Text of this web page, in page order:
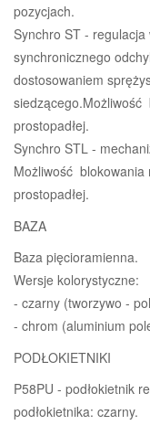
pozycjach.
Synchro ST -
synchronicznego
dostosowaniem
prostopadłej.
Synchro STL -
Możliwość
prostopadłej.
BAZA
Baza pięcioramienna.
Wersje kolorystyczne:
- czarny (tworzywo -
- chrom (aluminium
PODŁOKIETNIKI
P58PU - podłokietnik
podłokietnika: czarny.